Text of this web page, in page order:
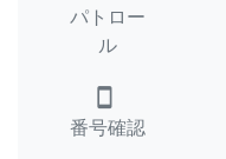
パトロー
ル
smartphone
番号確認